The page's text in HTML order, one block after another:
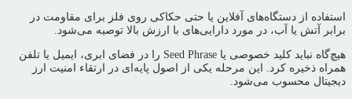
استفاده از دستگاه‌های آفلاین یا حتی حکاکی روی فلز برای مقاومت در
برابر آتش یا آب، در مورد دارایی‌های با ارزش بالا توصیه می‌شود.
هیچ‌گاه نباید کلید خصوصی یا Seed Phrase را در فضای ابری، ایمیل یا تلفن
همراه ذخیره کرد. این مرحله یکی از اصول پایه‌ای در ارتقاء امنیت ارز
دیجیتال محسوب می‌شود.